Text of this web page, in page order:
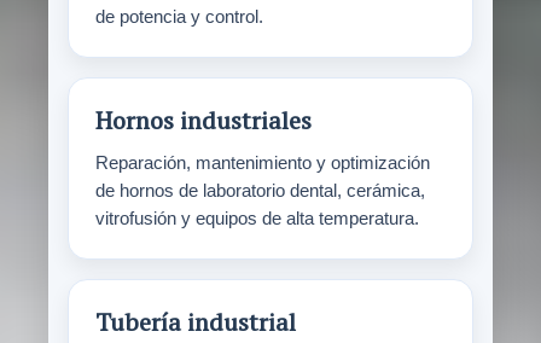
de potencia y control.
Hornos industriales
Reparación, mantenimiento y optimización
de hornos de laboratorio dental, cerámica,
vitrofusión y equipos de alta temperatura.
Tubería industrial